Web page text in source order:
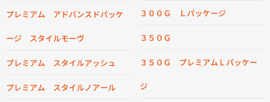
プレミアム アドバンスドパッケ
ージ スタイルモーヴ
プレミアム スタイルアッシュ
プレミアム スタイルノアール
３００Ｇ Ｌパッケージ
３５０Ｇ
３５０Ｇ プレミアムＬパッケー
ジ